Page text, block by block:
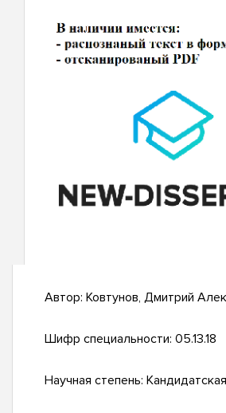
Автор: Ковтунов, Дмитрий
Шифр специальности: 05.13.18
Научная степень: Кандидатская